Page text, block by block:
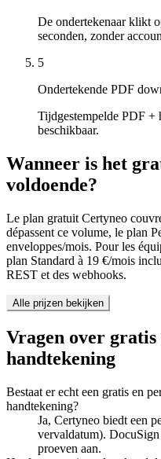
De ondertekenaar klikt
seconden, zonder
5
Ondertekende PDF
Tijdgestempelde PDF +
beschikbaar.
Wanneer is het
voldoende?
Le plan gratuit Certyneo
dépassent ce volume, le plan
enveloppes/mois. Pour les
plan Standard à 19 €/mois
REST et des webhooks.
Alle prijzen bekijken
Vragen over
handtekening
Bestaat er echt een gratis en
handtekening?
Ja, Certyneo biedt een
vervaldatum).
proeven aan.